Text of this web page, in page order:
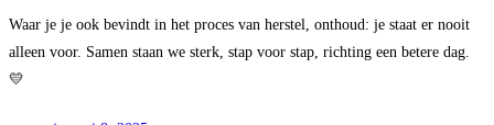
Waar je je ook bevindt in het proces van herstel, onthoud: je staat er nooit
alleen voor. Samen staan we sterk, stap voor stap, richting een betere dag.
💛